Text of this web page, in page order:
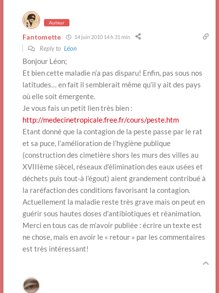
Auteur
Fantomette 14 juin 2010 14 h 31 min
Reply to Léon
Bonjour Léon;
Et bien cette maladie n’a pas disparu! Enfin, pas sous nos
latitudes… en fait il semblerait même qu’il y ait des pays
où elle soit émergente.
Je vous fais un petit lien très bien :
http://medecinetropicale.free.fr/cours/peste.htm
Etant donné que la contagion de la peste passe par le rat
et sa puce, l’amélioration de l’hygiène publique
(construction des cimetière shors les murs des villes au
XVIIIème siècel, réseaux d’élimination des eaux usées et
déchets puis tout-à l’égout) aient grandement contribué à
la raréfaction des conditions favorisant la contagion.
Actuellement la maladie reste très grave mais on peut en
guérir sous hautes doses d’antibiotiques et réanimation.
Merci en tous cas de m’avoir publiée : écrire un texte est
ne chose, mais en avoir le « retour » par les commentaires
est très intéressant!